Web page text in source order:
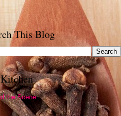
This Blog
the Scene